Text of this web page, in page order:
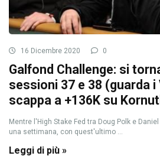
16 Dicembre 2020 0
Galfond Challenge: si
sessioni 37 e 38 (guarda i
scappa a +136K su
Mentre l'High Stake Fed tra Doug Polk e
una settimana, con quest'ultimo ...
Leggi di più »